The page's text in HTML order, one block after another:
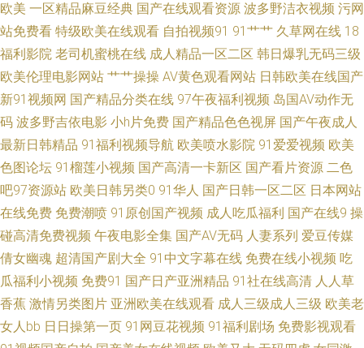
mv天美 日韩精品A片 伊人av在线 午夜成人精品福利 国产探花片 一区欧美操
色播 国产精品一二三在线 精品国产综合夜夜海 天天操欧美 后入高跟国产自
拍 国产黄色性大片网站 久草福利在线观看 大香蕉母伦理 91社视频网 极品美
女内射91 第一福利社区导航视频 精品天堂91 精品久久aⅰ 国产精品黄色二级
成人在线a 青娱乐先锋影音 欧美国产国产激情 欧美h网 男人av先锋资源网 伦
理91探店在线观看 探花在线观看 日韩国产在线精品 AV福利在线导航 91视频
精品网站 91软件男女涩涩噗噗噗噗 91免费在线观看网址 91成人黄色电影大
欧美 一区精品麻豆经典 国产在线观看资源 波多野洁衣视频 污网
站免费看 特级欧美在线观看 自拍视频91 91艹艹 久草网在线 18
福利影院 老司机蜜桃在线 成人精品一区二区 韩日爆乳无码三级
欧美伦理电影网站 艹艹操操 AV黄色观看网站 日韩欧美在线国产
新91视频网 国产精品分类在线 97午夜福利视频 岛国AV动作无
码 波多野吉依电影 小h片免费 国产精品色色视屏 国产午夜成人
最新日韩精品 91福利视频导航 欧美喷水影院 91爱爱视频 欧美
色图论坛 91榴莲小视频 国产高清一卡新区 国产看片资源 二色
吧97资源站 欧美日韩另类0 91华人 国产日韩一区二区 日本网站
在线免费 免费潮喷 91原创国产视频 成人吃瓜福利 国产在线9 操
碰高清免费视频 午夜电影全集 国产AV无码 人妻系列 爱豆传媒
倩女幽魂 超清国产剧大全 91中文字幕在线 免费在线小视频 吃
瓜福利小视频 免费91 国产日产亚洲精品 91社在线高清 人人草
香蕉 激情另类图片 亚洲欧美在线观看 成人三级成人三级 欧美老
女人bb 日日操第一页 91网豆花视频 91福利剧场 免费影视观看